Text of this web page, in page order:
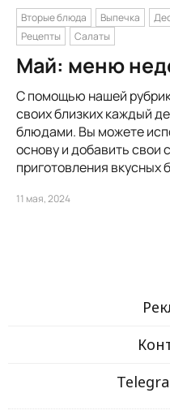
Вторые блюда Выпечка
Рецепты
Салаты
Май: меню
С помощью нашей
своих близких каждый
блюдами. Вы можете
основу и добавить свои
приготовления вкусных
11 мая, 2024